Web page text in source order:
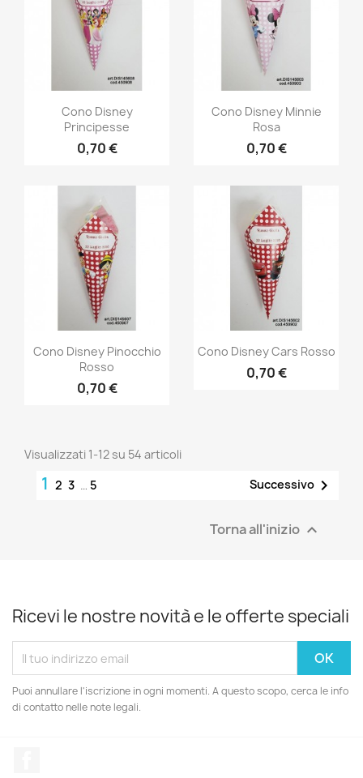
Cono Disney
Principesse
0,70 €
Cono Disney Minnie
Rosa
0,70 €
Cono Disney Pinocchio
Rosso
0,70 €
Cono Disney Cars Rosso
0,70 €
Visualizzati 1-12 su 54 articoli
1 2 3 … 5 Successivo 
Torna all'inizio 
Ricevi le nostre novità e le offerte speciali
Puoi annullare l'iscrizione in ogni momenti. A questo scopo, cerca le info
di contatto nelle note legali.